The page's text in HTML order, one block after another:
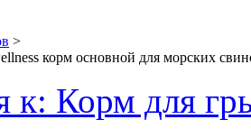
>
корм основной для морских
к: Корм для